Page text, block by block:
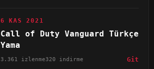
6 KAS 2021
Call of Duty Vanguard Türkçe
Yama
3.361 izlenme320 indirme Git